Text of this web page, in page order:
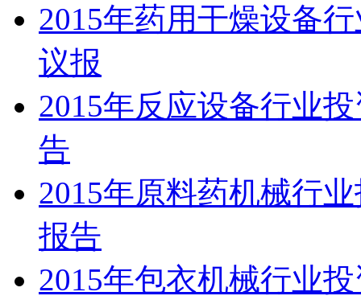
2015年药用干燥设备
议报
2015年反应设备行业
告
2015年原料药机械行
报告
2015年包衣机械行业